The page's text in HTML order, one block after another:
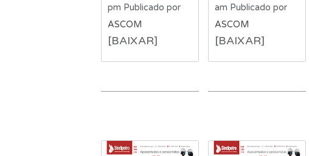
pm Publicado por
ASCOM
[BAIXAR]
am Publicado por
ASCOM
[BAIXAR]